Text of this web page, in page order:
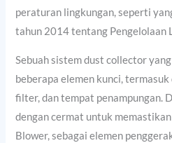
peraturan lingkungan, seperti
tahun 2014 tentang Pengelolaan
Sebuah sistem dust collector
beberapa elemen kunci,
filter, dan tempat penampungan.
dengan cermat untuk
Blower, sebagai elemen